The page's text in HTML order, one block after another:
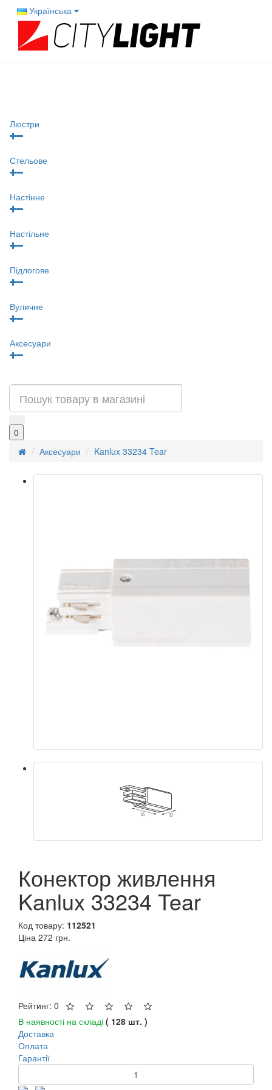
Українська
Люстри
Стельове
Настінне
Настільне
Підлогове
Вуличне
Аксесуари
0
Аксесуари
Kanlux 33234 Tear
Конектор живлення
Kanlux 33234 Tear
Код товару: 112521
Ціна 272 грн.
Рейтинг: 0
В наявності на складі ( 128 шт. )
Доставка
Оплата
Гарантії